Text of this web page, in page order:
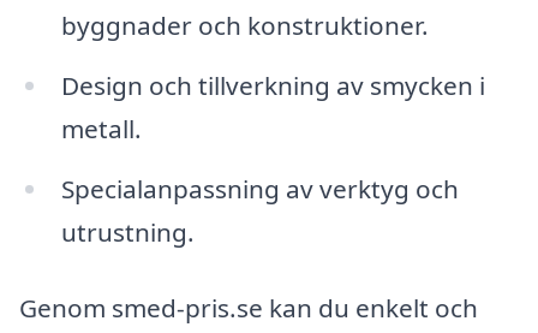
byggnader och konstruktioner.
Design och tillverkning av smycken i
metall.
Specialanpassning av verktyg och
utrustning.
Genom smed-pris.se kan du enkelt och